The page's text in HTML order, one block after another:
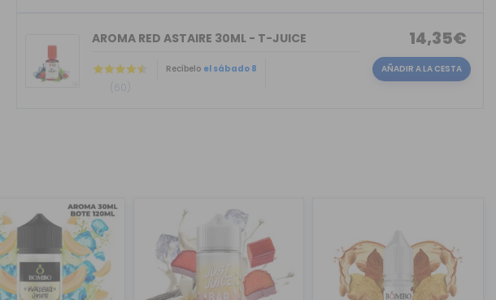
AROMA RED ASTAIRE 30ML - T-JUICE
(60)
Recíbelo el sábado 8
14,35€
AÑADIR A LA CESTA